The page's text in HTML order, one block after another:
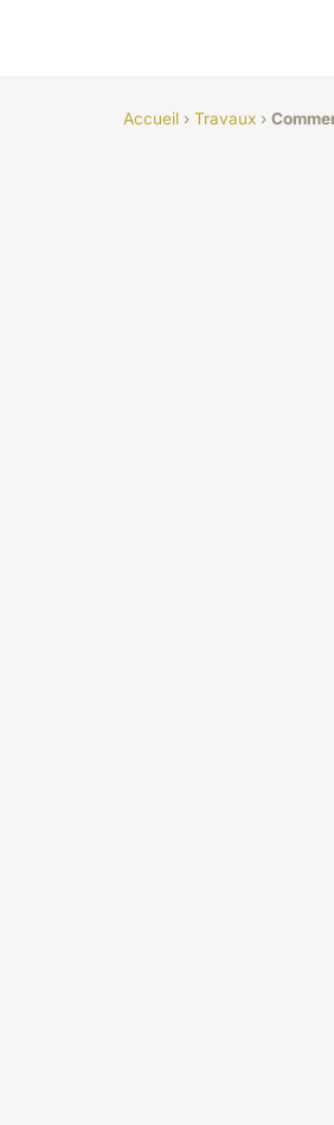
Accueil › Travaux ›